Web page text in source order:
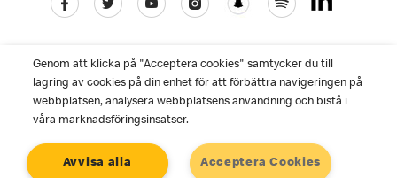
Kundservice
Genom att klicka på "Acceptera cookies" samtycker du till
lagring av cookies på din enhet för att förbättra navigeringen på
webbplatsen, analysera webbplatsens användning och bistå i
våra marknadsföringsinsatser.
Acceptera Cookies
Avvisa alla